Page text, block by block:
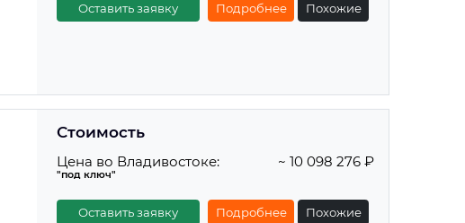
Оставить заявку Подробнее Похожие
Стоимость
Цена во Владивостоке:
"под ключ"
~ 10 098 276 ₽
Оставить заявку Подробнее Похожие